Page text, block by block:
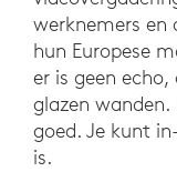
werknemers en
hun Europese
er is geen
glazen
goed. Je kunt
is.